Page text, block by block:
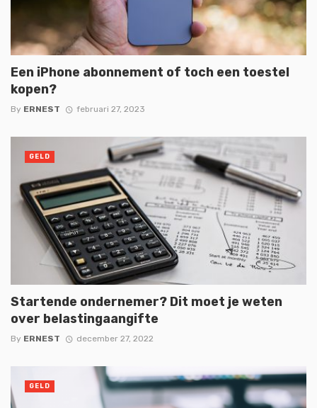
Een iPhone abonnement of toch een toestel
kopen?
By ERNEST februari 27, 2023
Startende ondernemer? Dit moet je weten
over belastingaangifte
By ERNEST december 27, 2022
GELD
GELD